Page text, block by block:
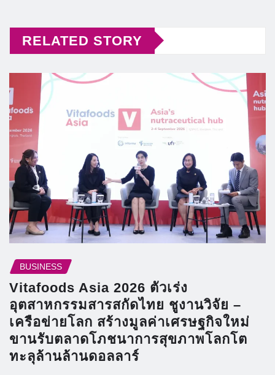
RELATED STORY
BUSINESS
Vitafoods Asia 2026 ตัวเร่ง
อุตสาหกรรมสารสกัดไทย ชูงานวิจัย –
เครือข่ายโลก สร้างมูลค่าเศรษฐกิจใหม่
ขานรับตลาดโภชนาการสุขภาพโลกโต
ทะลุล้านล้านดอลลาร์